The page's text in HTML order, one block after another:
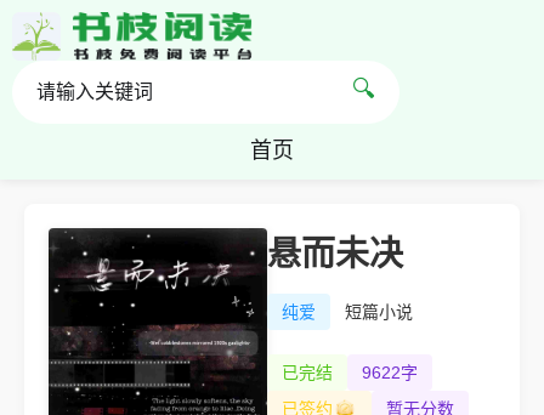
首页
🔍
悬而未决
纯爱 短篇小说
已完结
9622字
已签约
暂无分数